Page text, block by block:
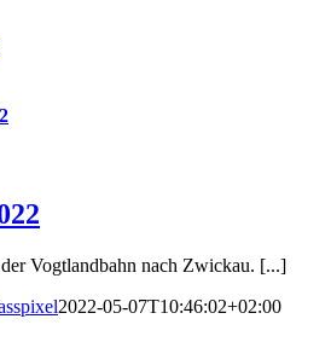
Vogtlandbahn nach Zwickau. [...]
2022-05-07T10:46:02+02:00